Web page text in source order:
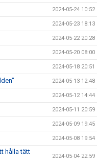
2024-05-24 10:52
2024-05-23 18:13
2024-05-22 20:28
2024-05-20 08:00
2024-05-18 20:51
2024-05-13 12:48
2024-05-12 14:44
2024-05-11 20:59
2024-05-09 19:45
2024-05-08 19:54
hålla tätt
2024-05-04 22:59